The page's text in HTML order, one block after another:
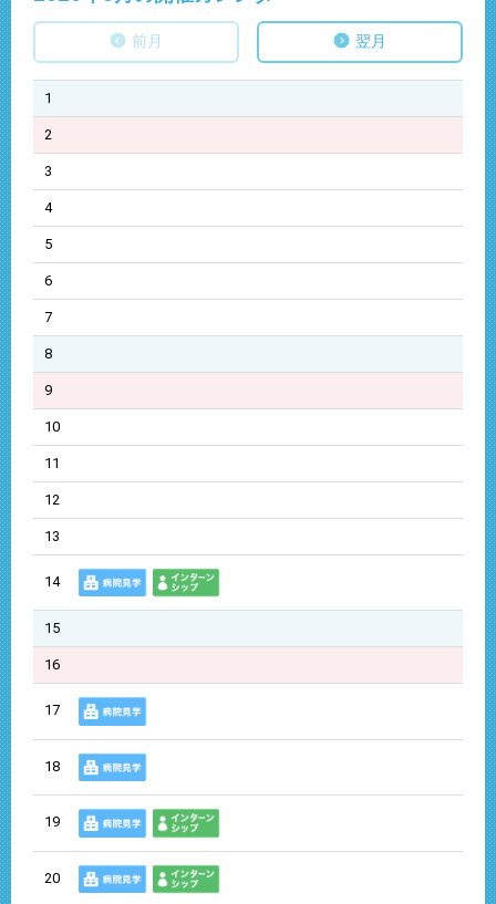
前月 翌月
1
2
3
4
5
6
7
8
9
10
11
12
13
14
15
16
17
18
19
20